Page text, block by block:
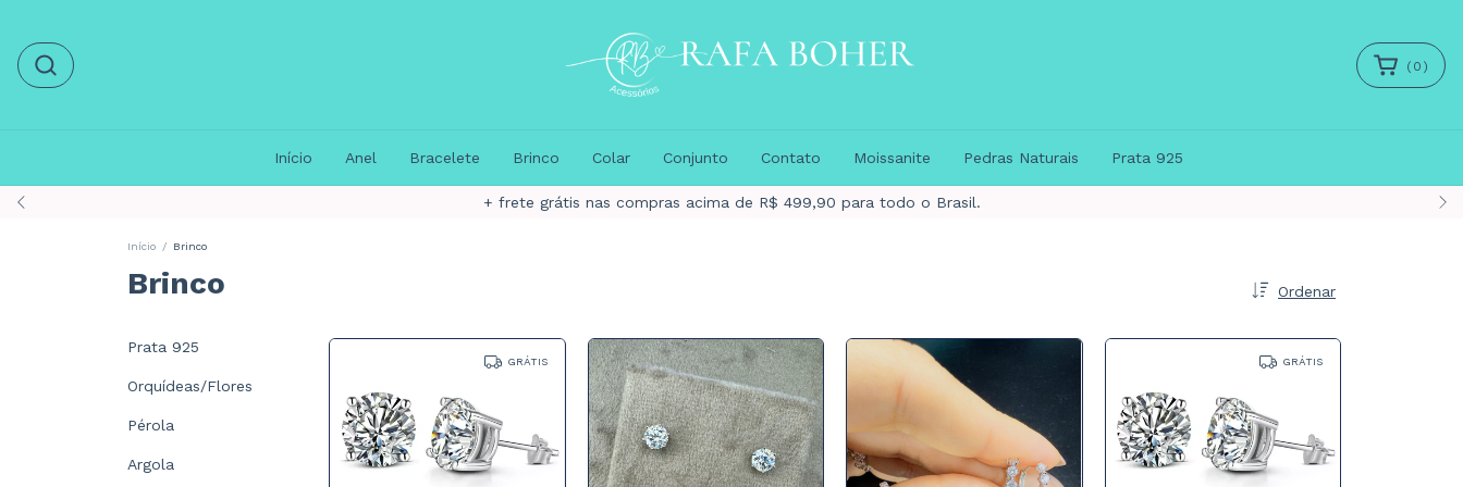
10% para pagamento via pix
( 0 )
Início Anel Bracelete Brinco Colar Conjunto Contato Moissanite Pedras Naturais Prata 925
Início / Brinco
Brinco Ordenar
Prata 925
Orquídeas/Flores
Pérola
Argola
GRÁTIS GRÁTIS